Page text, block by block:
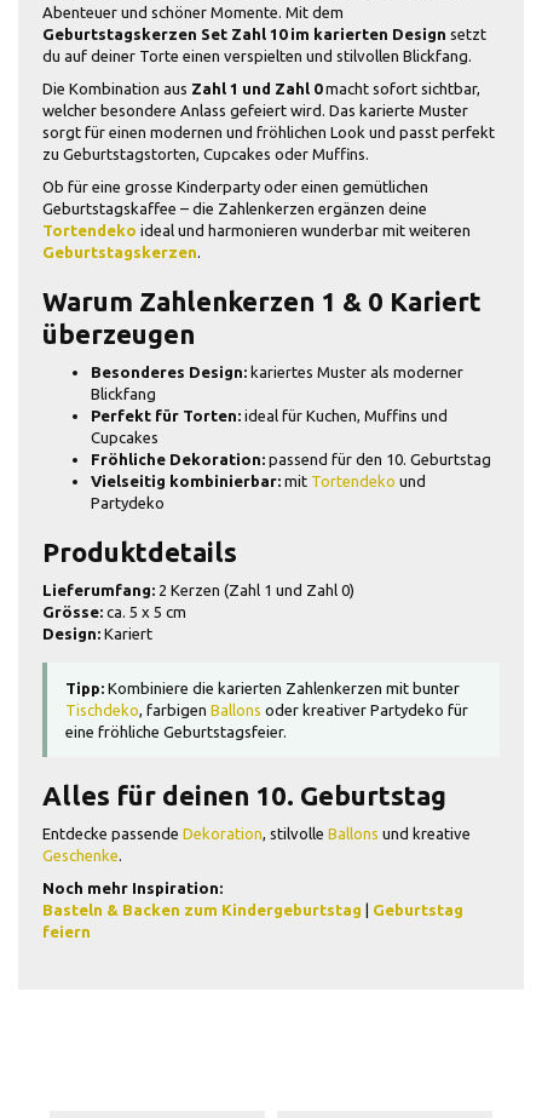
Abenteuer und schöner Momente. Mit dem
Geburtstagskerzen Set Zahl 10 im karierten Design setzt
du auf deiner Torte einen verspielten und stilvollen Blickfang.
Die Kombination aus Zahl 1 und Zahl 0macht sofort sichtbar,
welcher besondere Anlass gefeiert wird. Das karierte Muster
sorgt für einen modernen und fröhlichen Look und passt perfekt
zu Geburtstagstorten, Cupcakes oder Muffins.
Ob für eine grosse Kinderparty oder einen gemütlichen
Geburtstagskaffee – die Zahlenkerzen ergänzen deine
Tortendeko ideal und harmonieren wunderbar mit weiteren
Geburtstagskerzen.
Warum Zahlenkerzen 1 & 0 Kariert
überzeugen
Besonderes Design: kariertes Muster als moderner
Blickfang
Perfekt für Torten: ideal für Kuchen, Muffins und
Cupcakes
Fröhliche Dekoration: passend für den 10. Geburtstag
Vielseitig kombinierbar: mit Tortendeko und
Partydeko
Produktdetails
Lieferumfang: 2 Kerzen (Zahl 1 und Zahl 0)
Grösse: ca. 5 x 5 cm
Design: Kariert
Tipp: Kombiniere die karierten Zahlenkerzen mit bunter
Tischdeko, farbigen Ballons oder kreativer Partydeko für
eine fröhliche Geburtstagsfeier.
Alles für deinen 10. Geburtstag
Entdecke passende Dekoration, stilvolle Ballons und kreative
Geschenke.
Noch mehr Inspiration:
Basteln & Backen zum Kindergeburtstag | Geburtstag
feiern